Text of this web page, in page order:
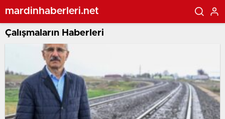
mardinhaberleri.net
Çalışmaların Haberleri